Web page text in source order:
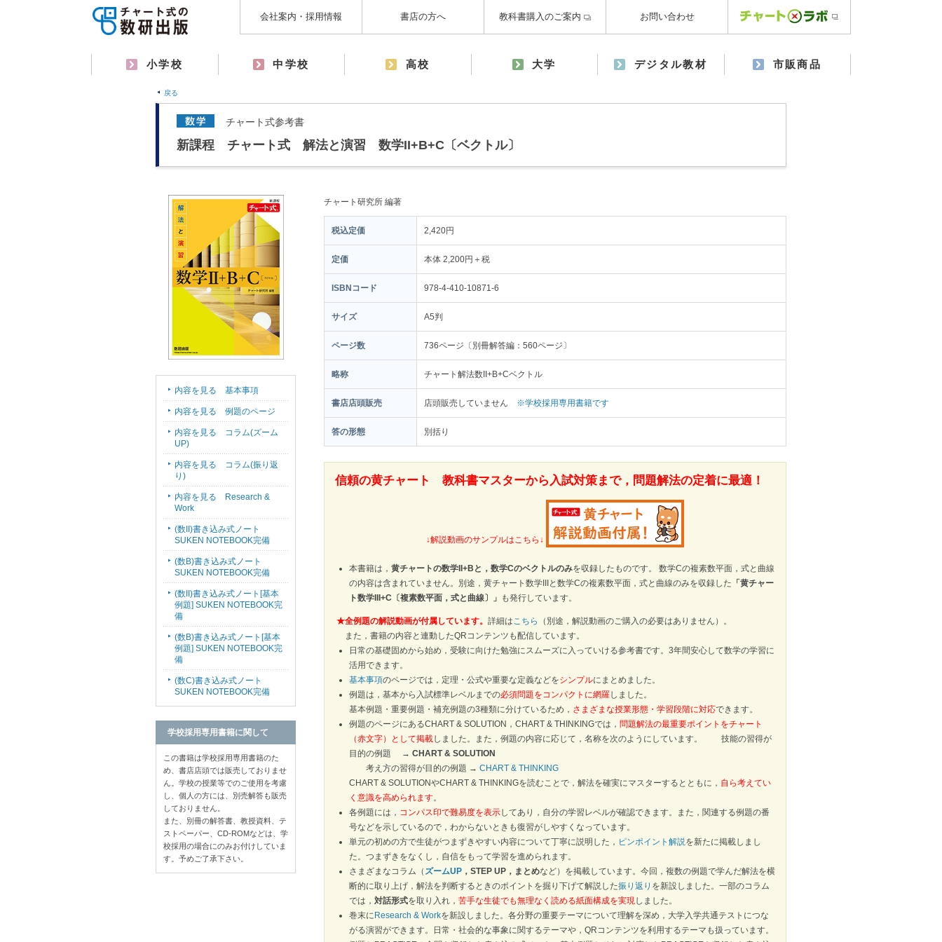
会社案内・採用情報 書店の方へ 教科書購入のご案内 お問い合わせ
小学校 中学校 高校 大学 デジタル教材 市販商品
戻る
チャート式参考書
新課程 チャート式 解法と演習 数学II+B+C〔ベクトル〕
チャート研究所 編著
税込定価 2,420円
定価 本体 2,200円＋税
ISBNコード 978-4-410-10871-6
サイズ A5判
ページ数 736ページ〔別冊解答編：560ページ〕
略称 チャート解法数II+B+Cベクトル
書店店頭販売 店頭販売していません ※学校採用専用書籍です
答の形態 別括り
信頼の黄チャート 教科書マスターから入試対策まで，問題解法の定着に最適！
↓解説動画のサンプルはこちら↓
本書籍は， 黄チャートの数学II+Bと，数学Cのベクトルのみを収録したものです。 数学Cの複素数平面，式と曲線
の内容は含まれていません。別途，黄チャート数学IIIと数学Cの複素数平面，式と曲線のみを収録した 「黄チャー
ト数学III+C〔複素数平面，式と曲線〕」 も発行しています。
★全例題の解説動画が付属しています。詳細は こちら
（別途，解説動画のご購入の必要はありません）。
また，書籍の内容と連動したQRコンテンツも配信しています。
日常の基礎固めから始め，受験に向けた勉強にスムーズに入っていける参考書です。3年間安心して数学の学習に
活用できます。
基本事項のページでは，定理・公式や重要な定義などをシンプルにまとめました。
例題は，基本から入試標準レベルまでの必須問題をコンパクトに網羅しました。
基本例題・重要例題・補充例題の3種類に分けているため， さまざまな授業形態・学習段階に対応できます。
例題のページにあるCHART & SOLUTION，CHART & THINKINGでは， 問題解法の最重要ポイントをチャート
（赤文字）として掲載しました。また，例題の内容に応じて，名称を次のようにしています。
技能の習得が
目的の例題 → CHART & SOLUTION
考え方の習得が目的の例題 → CHART & THINKING
CHART & SOLUTIONやCHART & THINKINGを読むことで，解法を確実にマスターするとともに， 自ら考えてい
く意識を高められます。
各例題には， コンパス印で難易度を表示してあり，自分の学習レベルが確認できます。また，関連する例題の番
号などを示しているので，わからないときも復習がしやすくなっています。
単元の初めの方で生徒がつまずきやすい内容について丁寧に説明した， ピンポイント解説を新たに掲載しまし
た。つまずきをなくし，自信をもって学習を進められます。
さまざまなコラム（ ズームUP ，STEP UP，まとめなど）を掲載しています。今回，複数の例題で学んだ解法を横
断的に取り上げ，解法を判断するときのポイントを掘り下げて解説した振り返り を新設しました。一部のコラム
では， 対話形式を取り入れ， 苦手な生徒でも無理なく読める紙面構成を実現 しました。
巻末にResearch & Workを新設しました。各分野の重要テーマについて理解を深め，大学入学共通テストにつな
がる演習ができます。日常・社会的な事象に関するテーマや，QRコンテンツを利用するテーマも扱っています。
内容を見る 基本事項
内容を見る 例題のページ
内容を見る コラム(ズーム
UP)
内容を見る コラム(振り返
り)
内容を見る Research &
Work
(数II)書き込み式ノート
SUKEN NOTEBOOK完備
(数B)書き込み式ノート
SUKEN NOTEBOOK完備
(数II)書き込み式ノート[基本
例題] SUKEN NOTEBOOK完
備
(数B)書き込み式ノート[基本
例題] SUKEN NOTEBOOK完
備
(数C)書き込み式ノート
SUKEN NOTEBOOK完備
学校採用専用書籍に関して
この書籍は学校採用専用書籍のた
め、書店店頭では販売しておりませ
ん。学校の授業等でのご使用を考慮
し、個人の方には、別売解答も販売
しておりません。
また、別冊の解答書、教授資料、テ
ストペーパー、CD-ROMなどは、学
校採用の場合にのみお付けしていま
す。予めご了承下さい。